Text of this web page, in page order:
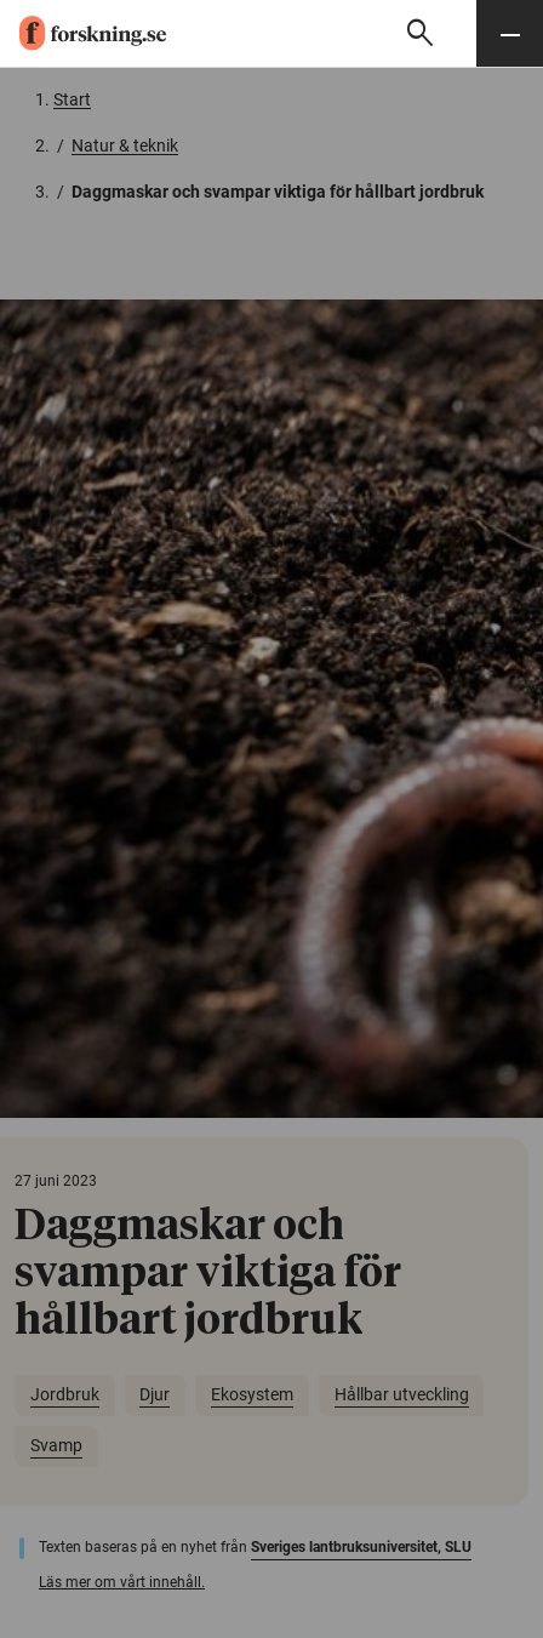
Söksearch Meny
Start
/ Natur & teknik
/ Daggmaskar och svampar viktiga för hållbart jordbruk
27 juni 2023
Daggmaskar och
svampar viktiga för
hållbart jordbruk
Jordbruk Djur Ekosystem Hållbar utveckling
Svamp
Texten baseras på en nyhet från Sveriges lantbruksuniversitet, SLU
Läs mer om vårt innehåll.